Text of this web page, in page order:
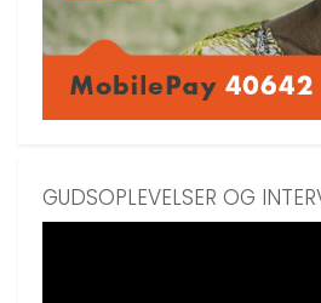
GUDSOPLEVELSER OG